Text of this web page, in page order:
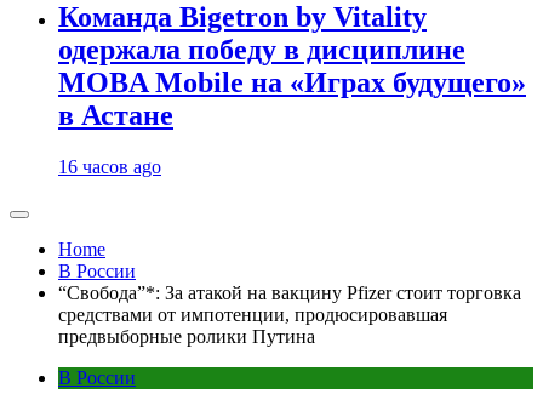
Команда Bigetron by Vitality
одержала победу в дисциплине
MOBA Mobile на «Играх будущего»
в Астане
16 часов ago
Home
В России
“Свобода”*: За атакой на вакцину Pfizer стоит торговка
средствами от импотенции, продюсировавшая
предвыборные ролики Путина
В России